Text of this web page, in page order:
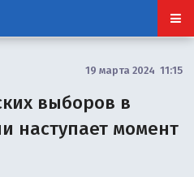
19 марта 2024 11:15
выборов в
наступает момент